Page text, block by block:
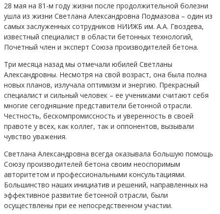
28 мая на 81-м году жизни после продолжительной болезни
ушла из жизни Светлана Александровна Подмазова – один из
самых заслуженных сотрудников НИИЖБ им. А.А. Гвоздева,
известный специалист в области бетонных технологий,
Почетный член и эксперт Союза производителей бетона.
Три месяца назад мы отмечали юбилей Светланы
Александровны. Несмотря на свой возраст, она была полна
новых планов, излучала оптимизм и энергию. Прекрасный
специалист и сильный человек – ее учениками считают себя
многие сегодняшние представители бетонной отрасли.
Честность, бескомпромиссность и уверенность в своей
правоте у всех, как коллег, так и оппонентов, вызывали
чувство уважения.
Светлана Александровна всегда оказывала большую помощь
Союзу производителей бетона своим неоспоримым
авторитетом и профессиональными консультациями.
Большинство наших инициатив и решений, направленных на
эффективное развитие бетонной отрасли, были
осуществлены при ее непосредственном участии.